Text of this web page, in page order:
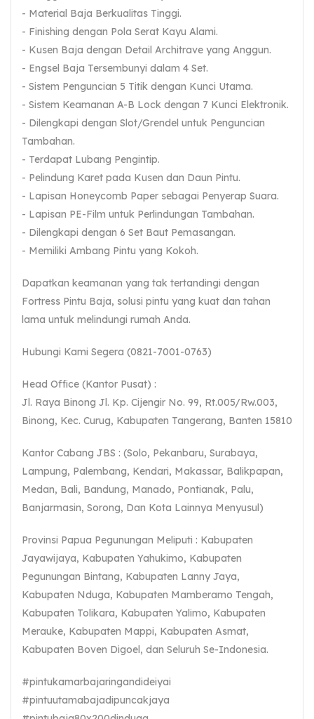
- Material Baja Berkualitas Tinggi.
- Finishing dengan Pola Serat Kayu Alami.
- Kusen Baja dengan Detail Architrave yang Anggun.
- Engsel Baja Tersembunyi dalam 4 Set.
- Sistem Penguncian 5 Titik dengan Kunci Utama.
- Sistem Keamanan A-B Lock dengan 7 Kunci Elektronik.
- Dilengkapi dengan Slot/Grendel untuk Penguncian
Tambahan.
- Terdapat Lubang Pengintip.
- Pelindung Karet pada Kusen dan Daun Pintu.
- Lapisan Honeycomb Paper sebagai Penyerap Suara.
- Lapisan PE-Film untuk Perlindungan Tambahan.
- Dilengkapi dengan 6 Set Baut Pemasangan.
- Memiliki Ambang Pintu yang Kokoh.
Dapatkan keamanan yang tak tertandingi dengan
Fortress Pintu Baja, solusi pintu yang kuat dan tahan
lama untuk melindungi rumah Anda.
Hubungi Kami Segera (0821-7001-0763)
Head Office (Kantor Pusat) :
Jl. Raya Binong Jl. Kp. Cijengir No. 99, Rt.005/Rw.003,
Binong, Kec. Curug, Kabupaten Tangerang, Banten 15810
Kantor Cabang JBS : (Solo, Pekanbaru, Surabaya,
Lampung, Palembang, Kendari, Makassar, Balikpapan,
Medan, Bali, Bandung, Manado, Pontianak, Palu,
Banjarmasin, Sorong, Dan Kota Lainnya Menyusul)
Provinsi Papua Pegunungan Meliputi : Kabupaten
Jayawijaya, Kabupaten Yahukimo, Kabupaten
Pegunungan Bintang, Kabupaten Lanny Jaya,
Kabupaten Nduga, Kabupaten Mamberamo Tengah,
Kabupaten Tolikara, Kabupaten Yalimo, Kabupaten
Merauke, Kabupaten Mappi, Kabupaten Asmat,
Kabupaten Boven Digoel, dan Seluruh Se-Indonesia.
#pintukamarbajaringandideiyai
#pintuutamabajadipuncakjaya